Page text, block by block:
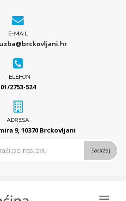
E-MAIL
TELEFON
01/2753-524
ADRESA
9, 10370 Brckovljani
Sadržaj